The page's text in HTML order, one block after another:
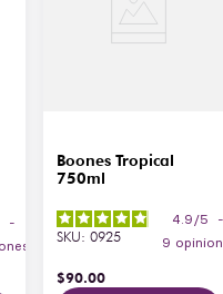
-
Boones Tropical
750ml
4.9 /5
9
SKU: 0925
$90.00